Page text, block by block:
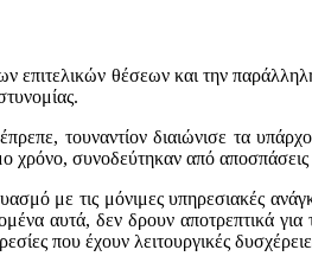
επιτελικών θέσεων και την
τουναντίον διαιώνισε τα
συνοδεύτηκαν από αποσπάσεις
με τις μόνιμες υπηρεσιακές
αυτά, δεν δρουν αποτρεπτικά
που έχουν λειτουργικές